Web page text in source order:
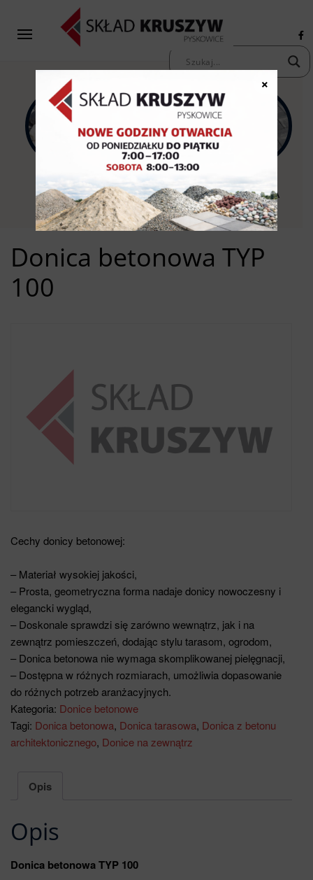
KAMIENIE
OZDOBNE
PIASKI ŻWIRY
KOSTKA
BRUKOWA
Donica betonowa TYP
100
Cechy donicy betonowej:
– Materiał wysokiej jakości,
– Prosta, geometryczna forma nadaje donicy nowoczesny i
elegancki wygląd,
– Doskonale sprawdzi się zarówno wewnątrz, jak i na
zewnątrz pomieszczeń, dodając stylu tarasom, ogrodom,
– Donica betonowa nie wymaga skomplikowanej pielęgnacji,
– Dostępna w różnych rozmiarach, umożliwia dopasowanie
do różnych potrzeb aranżacyjnych.
Kategoria: Donice betonowe
Tagi: Donica betonowa, Donica tarasowa, Donica z betonu
architektonicznego, Donice na zewnątrz
Opis
Opis
Donica betonowa TYP 100
×